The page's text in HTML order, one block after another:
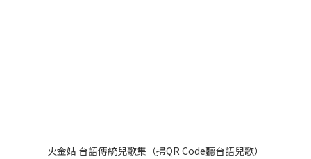
火金姑 台語傳統兒歌集（掃QR Code聽台語兒歌）